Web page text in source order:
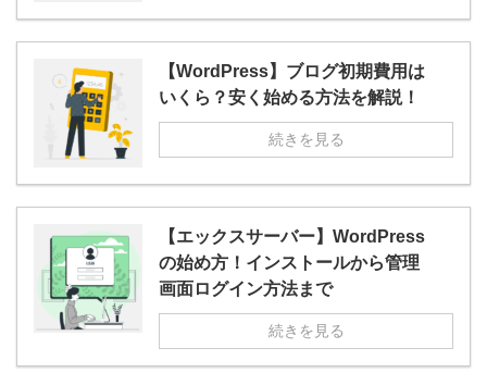
【WordPress】ブログ初期費用は
いくら？安く始める方法を解説！
続きを見る
【エックスサーバー】WordPress
の始め方！インストールから管理
画面ログイン方法まで
続きを見る